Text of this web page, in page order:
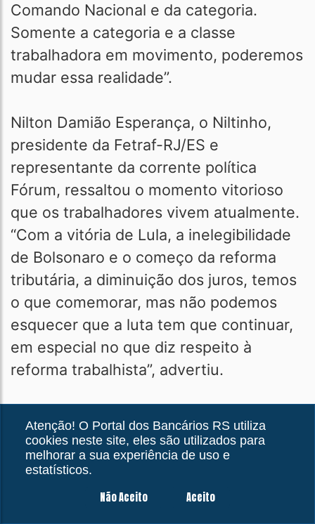
Atenção! O Portal dos Bancários RS utiliza
cookies neste site, eles são utilizados para
melhorar a sua experiência de uso e
estatísticos.
Comando Nacional e da categoria.
Somente a categoria e a classe
trabalhadora em movimento, poderemos
mudar essa realidade”.
Nilton Damião Esperança, o Niltinho,
presidente da Fetraf-RJ/ES e
representante da corrente política
Fórum, ressaltou o momento vitorioso
que os trabalhadores vivem atualmente.
“Com a vitória de Lula, a inelegibilidade
de Bolsonaro e o começo da reforma
tributária, a diminuição dos juros, temos
o que comemorar, mas não podemos
esquecer que a luta tem que continuar,
em especial no que diz respeito à
reforma trabalhista”, advertiu.
que os bancários devem ter posição
mais firme em relação aos banqueiros,
agências, a redução de postos e a